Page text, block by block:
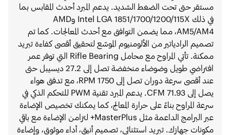
مستقر حتى تحت الضغط الشديد. يدعم المبرد أحدث المقابس بما
في ذلك Intel LGA 1851/1700/1200/115X وAMD
AM5/AM4، مما يضمن التوافق مع أحدث المعالجات. كما تم
تصميم الرادياتير من الألومنيوم الموسّع لتحقيق أقصى كفاءة تبريد
ممكنة. تأتي المراوح مع محامل Rifle Bearing التي توفر عمر
افتراضي طويل وضوضاء منخفضة تصل إلى 27.2 ديسيبل حتى
عند أقصى سرعة دوران تصل إلى 1750 RPM، مع تدفق هواء
يصل إلى 71.93 CFM. يدعم المبرد تقنية PWM للتحكم الذكي في
سرعة المراوح بناءً على حرارة المعالج، كما يمكنك تخصيص الإضاءة
عبر البرامج الداعمة مثل MasterPlus+ لتزامن الإضاءة مع باقي
مكونات جهازك. تبريد استثنائي، تصميم أنيق، أداء موثوق، وإضاءة